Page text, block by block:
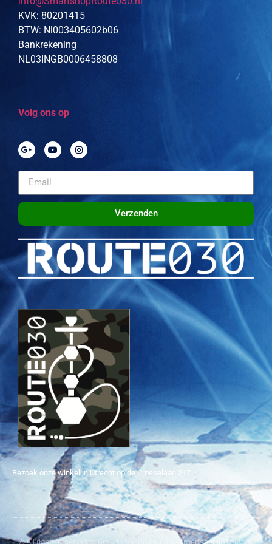
KVK: 80201415
BTW: Nl003405602b06
Bankrekening
NL03INGB0006458808
Volg ons op
Verzenden
Bezoek onze winkel in Utrecht op de Croeselaan 217
© All rights reserved to Smartshop Route 030 - Smartshop in Utrecht